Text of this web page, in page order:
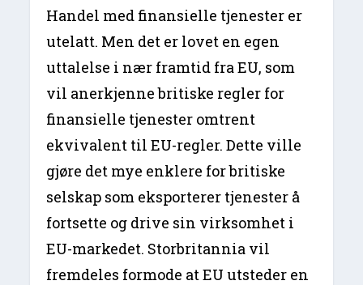
Handel med finansielle tjenester er
utelatt. Men det er lovet en egen
uttalelse i nær framtid fra EU, som
vil anerkjenne britiske regler for
finansielle tjenester omtrent
ekvivalent til EU-regler. Dette ville
gjøre det mye enklere for britiske
selskap som eksporterer tjenester å
fortsette og drive sin virksomhet i
EU-markedet. Storbritannia vil
fremdeles formode at EU utsteder en